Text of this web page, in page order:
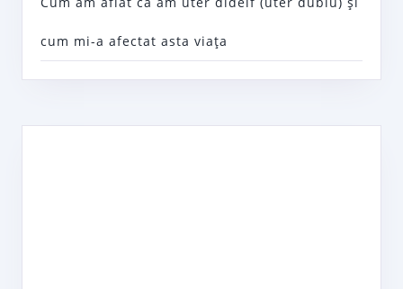
cum mi-a afectat asta viaţa